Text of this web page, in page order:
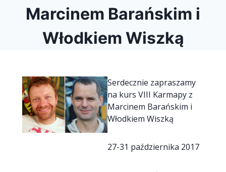
Marcinem Barańskim i
Włodkiem Wiszką
Serdecznie zapraszamy
na kurs VIII Karmapy z
Marcinem Barańskim i
Włodkiem Wiszką
27-31 października 2017